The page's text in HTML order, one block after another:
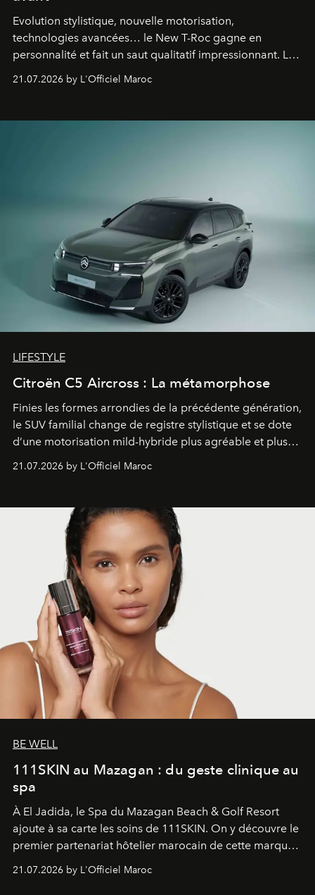
Evolution stylistique, nouvelle motorisation,
technologies avancées… le New T-Roc gagne en
personnalité et fait un saut qualitatif impressionnant. Le
constructeur allemand a revu en profondeur son SUV
fétiche pour le rendre plus premium. Et le pari semble
21.07.2026 by L'Officiel Maroc
LIFESTYLE
Citroën C5 Aircross : La métamorphose
Finies les formes arrondies de la précédente génération,
le SUV familial change de registre stylistique et se dote
d’une motorisation mild-hybride plus agréable et plus
économe. à n’en pas douter, le nouveau C5 Aircross a
gagné en maturité.
21.07.2026 by L'Officiel Maroc
BE WELL
111SKIN au Mazagan : du geste clinique au
spa
À El Jadida, le Spa du Mazagan Beach & Golf Resort
ajoute à sa carte les soins de 111SKIN. On y découvre le
premier partenariat hôtelier marocain de cette marque
britannique, née dans un cabinet de chirurgie plastique
londonien et construite depuis autour d'un actif breveté,
21.07.2026 by L'Officiel Maroc